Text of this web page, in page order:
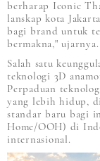
berharap Iconic
lanskap kota
bagi brand untuk
bermakna," ujarnya.
Salah satu
teknologi 3D
Perpaduan
yang lebih hidup,
standar baru bagi
Home/OOH) di
internasional.